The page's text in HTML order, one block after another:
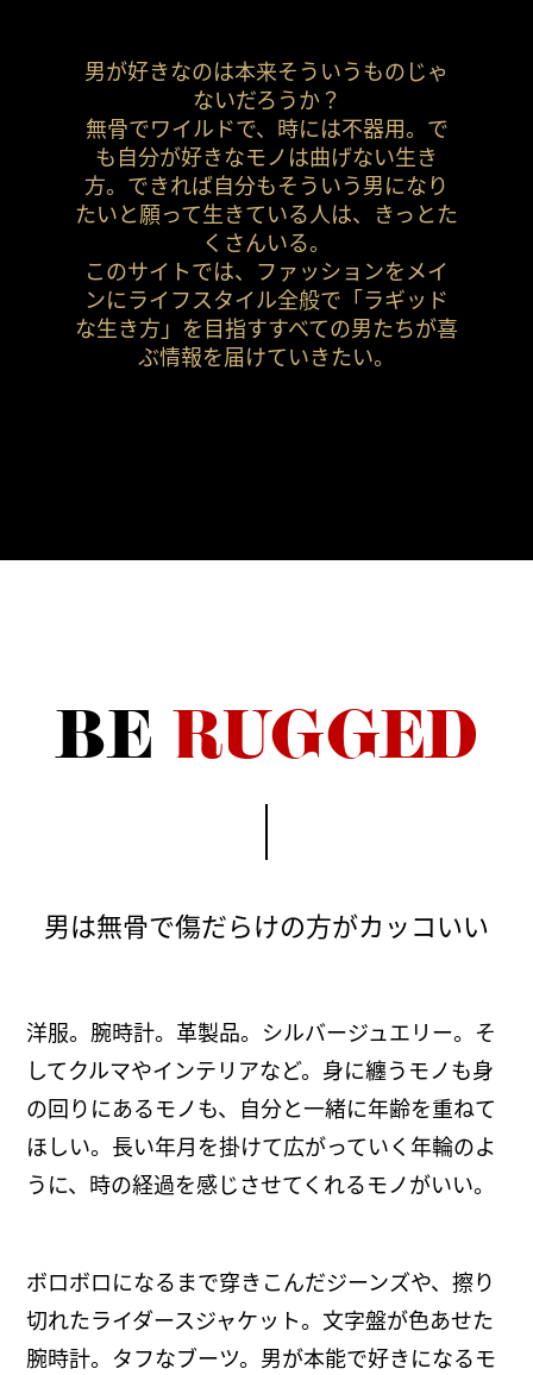
男が好きなのは本来そういうものじゃ
ないだろうか？
無骨でワイルドで、時には不器用。で
も自分が好きなモノは曲げない生き
方。できれば自分もそういう男になり
たいと願って生きている人は、きっとた
くさんいる。
このサイトでは、ファッションをメイ
ンにライフスタイル全般で「ラギッド
な生き方」を目指すすべての男たちが喜
ぶ情報を届けていきたい。
BE RUGGED
男は無骨で傷だらけの方がカッコいい
洋服。腕時計。革製品。シルバージュエリー。そ
してクルマやインテリアなど。身に纏うモノも身
の回りにあるモノも、自分と一緒に年齢を重ねて
ほしい。長い年月を掛けて広がっていく年輪のよ
うに、時の経過を感じさせてくれるモノがいい。
ボロボロになるまで穿きこんだジーンズや、擦り
切れたライダースジャケット。文字盤が色あせた
腕時計。タフなブーツ。男が本能で好きになるモ